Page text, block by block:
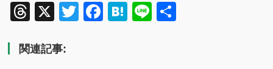
Threads
X TwitterFacebook
Hatena
Line
関連記事: